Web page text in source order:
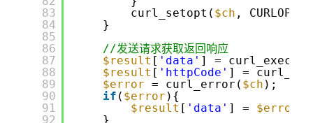
83
84
85
86
87
88
89
90
91
92
curl_setopt( $ch ,
}
//发送请求获取返回响应
$result [ 'data' ] = curl_exec(
$result [ 'httpCode' ] =
$error
= curl_error( $ch );
if ( $error ){
$result [ 'data' ] = $error
}